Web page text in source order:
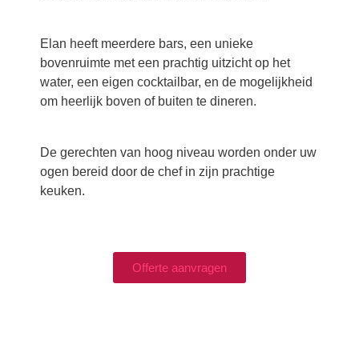
Elan heeft meerdere bars, een unieke
bovenruimte met een prachtig uitzicht op het
water, een eigen cocktailbar, en de mogelijkheid
om heerlijk boven of buiten te dineren.
De gerechten van hoog niveau worden onder uw
ogen bereid door de chef in zijn prachtige
keuken.
Offerte aanvragen